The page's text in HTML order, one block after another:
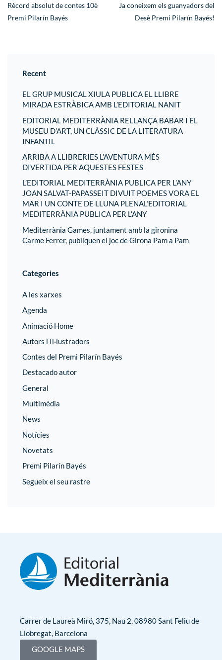
Rècord absolut de contes 10è
Premi Pilarín Bayés
Ja coneixem els guanyadors del
Desè Premi Pilarín Bayés!
Recent
EL GRUP MUSICAL XIULA PUBLICA EL LLIBRE
MIRADA ESTRÀBICA AMB L’EDITORIAL NANIT
EDITORIAL MEDITERRÀNIA RELLANÇA BABAR I EL
MUSEU D’ART, UN CLÀSSIC DE LA LITERATURA
INFANTIL
ARRIBA A LLIBRERIES L’AVENTURA MÉS
DIVERTIDA PER AQUESTES FESTES
L’EDITORIAL MEDITERRÀNIA PUBLICA PER L’ANY
JOAN SALVAT-PAPASSEIT DIVUIT POEMES VORA EL
MAR I UN CONTE DE LLUNA PLENAL’EDITORIAL
MEDITERRÀNIA PUBLICA PER L’ANY
Mediterrània Games, juntament amb la gironina
Carme Ferrer, publiquen el joc de Girona Pam a Pam
Categories
A les xarxes
Agenda
Animació Home
Autors i Il·lustradors
Contes del Premi Pilarín Bayés
Destacado autor
General
Multimèdia
News
Notícies
Novetats
Premi Pilarín Bayés
Segueix el seu rastre
Carrer de Laureà Miró, 375, Nau 2, 08980 Sant Feliu de
Llobregat, Barcelona
GOOGLE MAPS